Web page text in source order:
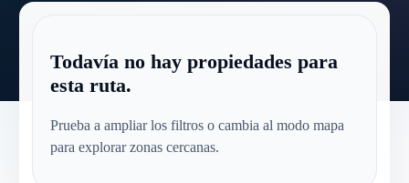
Todavía no hay propiedades para
esta ruta.
Prueba a ampliar los filtros o cambia al modo mapa
para explorar zonas cercanas.